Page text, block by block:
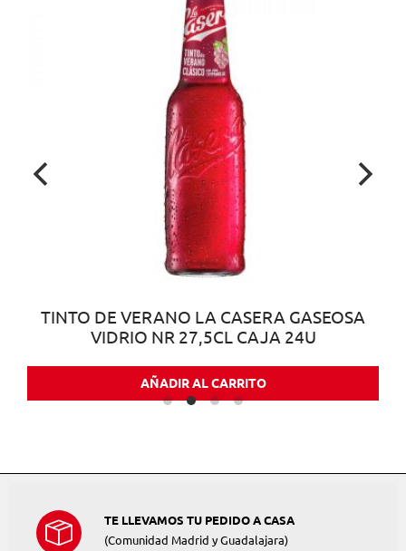
TINTO DE VERANO LA CASERA GASEOSA
VIDRIO NR 27,5CL CAJA 24U
AÑADIR AL CARRITO
TE LLEVAMOS TU PEDIDO A CASA
(Comunidad Madrid y Guadalajara)